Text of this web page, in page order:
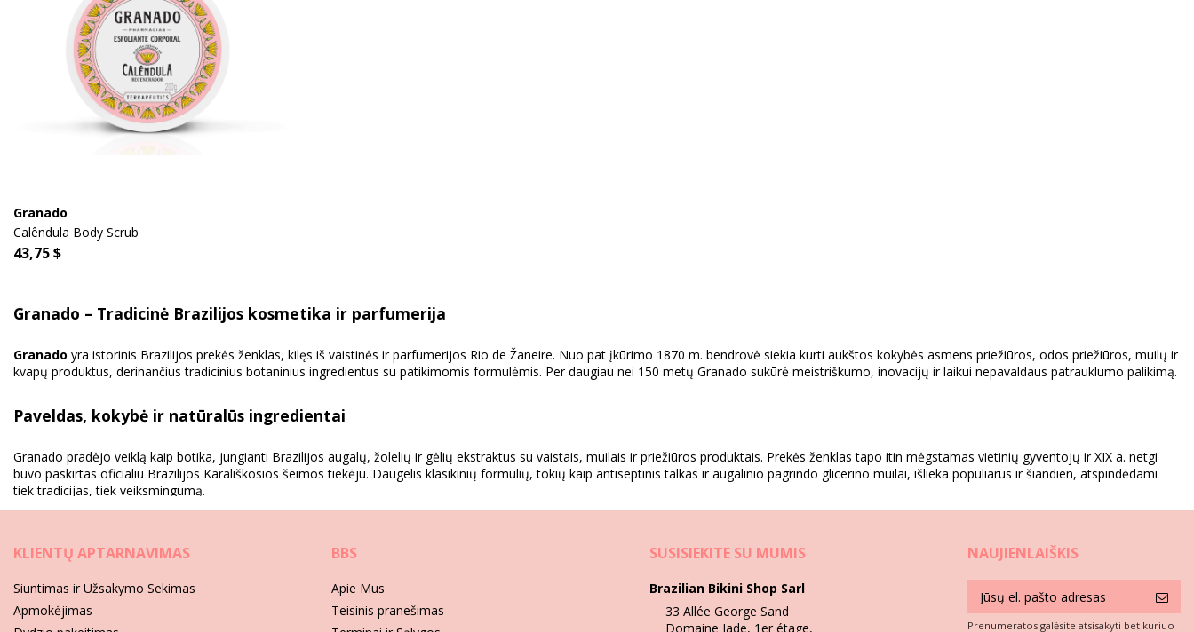
Granado
Calêndula Body Scrub
43,75 $
Granado – Tradicinė Brazilijos kosmetika ir parfumerija
Granado yra istorinis Brazilijos prekės ženklas, kilęs iš vaistinės ir parfumerijos Rio de Žaneire. Nuo pat įkūrimo 1870 m. bendrovė siekia kurti aukštos kokybės asmens priežiūros, odos priežiūros, muilų ir
kvapų produktus, derinančius tradicinius botaninius ingredientus su patikimomis formulėmis. Per daugiau nei 150 metų Granado sukūrė meistriškumo, inovacijų ir laikui nepavaldaus patrauklumo palikimą.
Paveldas, kokybė ir natūralūs ingredientai
Granado pradėjo veiklą kaip botika, jungianti Brazilijos augalų, žolelių ir gėlių ekstraktus su vaistais, muilais ir priežiūros produktais. Prekės ženklas tapo itin mėgstamas vietinių gyventojų ir XIX a. netgi
buvo paskirtas oficialiu Brazilijos Karališkosios šeimos tiekėju. Daugelis klasikinių formulių, tokių kaip antiseptinis talkas ir augalinio pagrindo glicerino muilai, išlieka populiarūs ir šiandien, atspindėdami
tiek tradicijas, tiek veiksmingumą.
kolekcijas, gerbdamas paveldą ir dėmesį detalėms, todėl jo produktai yra vertinami per kartas.
KLIENTŲ APTARNAVIMAS
Siuntimas ir Užsakymo Sekimas
Apmokėjimas
BBS
Apie Mus
Teisinis pranešimas
SUSISIEKITE SU MUMIS
Brazilian Bikini Shop Sarl
33 Allée George Sand
Domaine Jade, 1er étage,
NAUJIENLAIŠKIS
Prenumeratos galėsite atsisakyti bet kuriuo